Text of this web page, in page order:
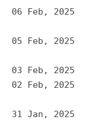
06 Feb, 2025
05 Feb, 2025
03 Feb, 2025
02 Feb, 2025
31 Jan, 2025